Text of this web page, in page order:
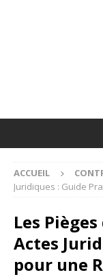
ACCUEIL
Juridiques : Guide
Les
Actes
pour une